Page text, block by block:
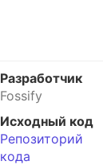
Разработчик
Fossify
Исходный код
Репозиторий
кода